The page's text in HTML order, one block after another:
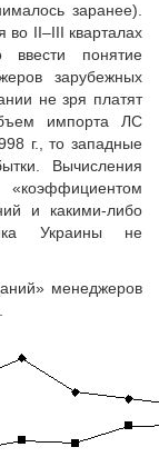
заранее).
во II–III кварталах
понятие
зарубежных
не зря платят
импорта ЛС
г., то западные
Вычисления
и какими-либо
Украины не
менеджеров